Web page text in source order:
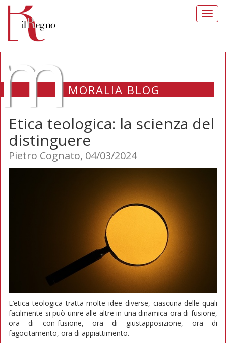
MORALIA BLOG
Etica teologica: la scienza del
distinguere
Pietro Cognato, 04/03/2024
L’etica teologica tratta molte idee diverse, ciascuna delle quali
facilmente si può unire alle altre in una dinamica ora di fusione,
ora di con-fusione, ora di giustapposizione, ora di
fagocitamento, ora di appiattimento.